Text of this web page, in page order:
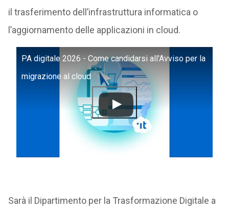
il trasferimento dell’infrastruttura informatica o
l’aggiornamento delle applicazioni in cloud.
PA digitale 2026 - Come candidarsi all'Avviso per la
migrazione al cloud
Sarà il Dipartimento per la Trasformazione Digitale a